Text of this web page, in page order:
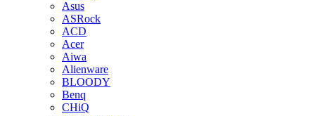
Asus
ASRock
ACD
Acer
Aiwa
Alienware
BLOODY
Benq
CHiQ